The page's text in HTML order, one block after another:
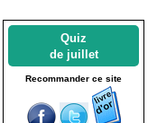
Quiz
de juillet
Recommander ce site